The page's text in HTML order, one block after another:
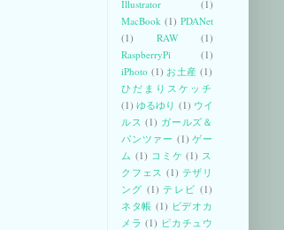
Illustrator
(1)
MacBook (1) PDANet
(1)
RAW
(1)
RaspberryPi
(1)
iPhoto (1) お土産 (1)
ひだまりスケッチ
(1) ゆるゆり (1) ウイ
ルス (1) ガールズ＆
パンツァー (1) ゲー
ム (1) コミケ (1) ス
クフェス (1) テザリ
ング (1) テレビ (1)
ネタ帳 (1) ビデオカ
メラ (1) ピカチュウ